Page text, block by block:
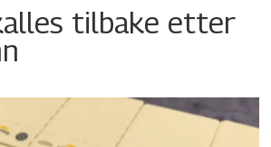
tilbake etter